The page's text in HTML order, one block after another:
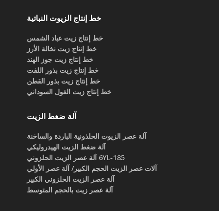
خط إنتاج الزيوت النباتية
خط إنتاج زيت عباد الشمس
خط إنتاج زيت نخالة الأرز
خط إنتاج زيت جوز الهند
خط إنتاج زيت بذور اللفت
خط إنتاج زيت بذور القطن
خط إنتاج زيت الفول السوداني
آلة ضغط الزيت
آلة عصر الزيوت الحلذونية الباردة والساخنة
آلة ضغط الزيت الهيدروليكي
6YL-185 آلة عصر الزيت الحلزوني
آلات عصر الزيت الحجم الكبير/ آلة عصر الأولي
آلة عصر الزيت الحلزوني الكبير
آلة عصر زيت بالحجم المتوسط